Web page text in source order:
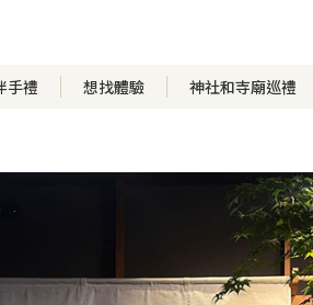
手禮 想找體驗 神社和寺廟巡禮